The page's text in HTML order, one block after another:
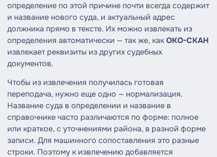
определение по этой причине почти всегда содержит
и название нового суда, и актуальный адрес
должника прямо в тексте. Их можно извлекать из
определения автоматически — так же, какОКО-СКАН
извлекает реквизиты из других судебных
документов.
Чтобы из извлечения получилась готовая
переподача, нужно еще одно — нормализация.
Название суда в определении и название в
справочнике часто различаются по форме: полное
или краткое, с уточнениями района, в разной форме
записи. Для машинного сопоставления это разные
строки. Поэтому к извлечению добавляется